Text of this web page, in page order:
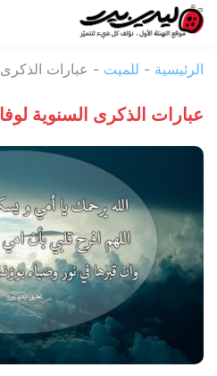
بيرد
الرئيسية - للميت - عبارات
عبارات الذكرى السنوية